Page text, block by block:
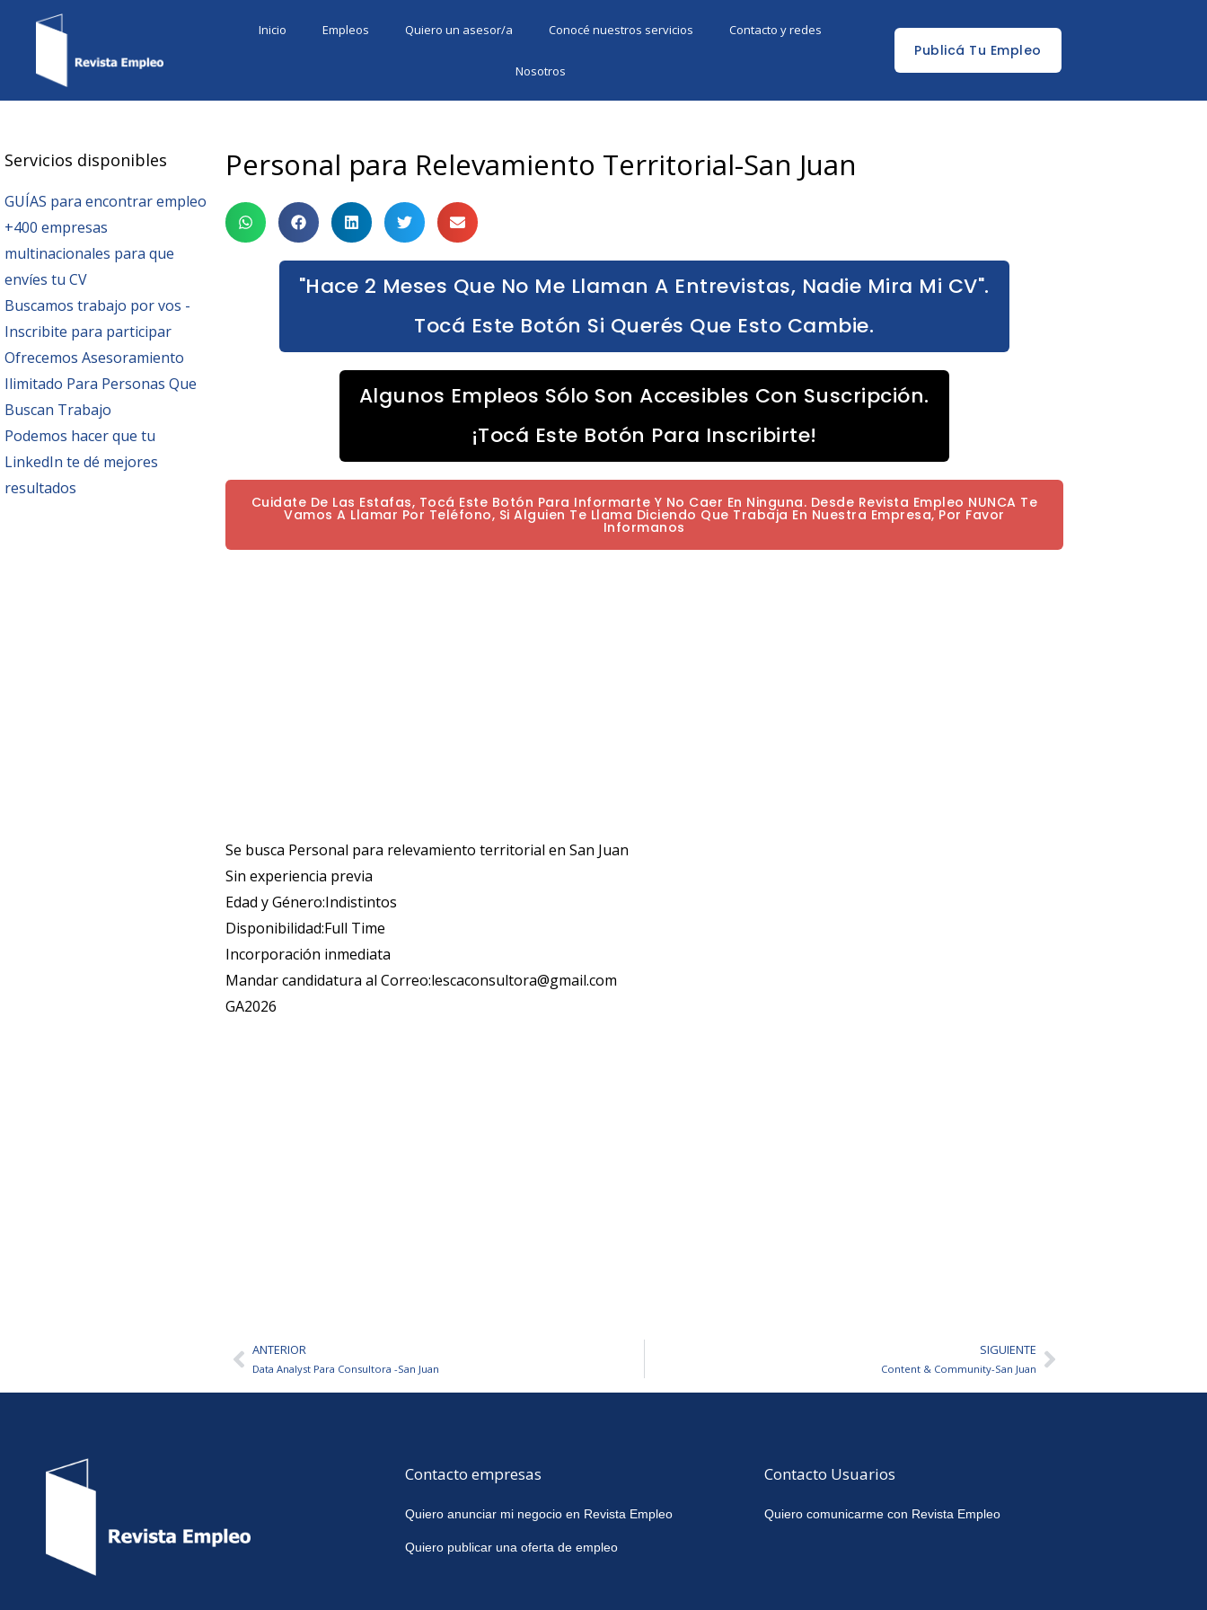
Inicio Empleos Quiero un asesor/a Conocé nuestros servicios Contacto y redes
Nosotros
Publicá Tu Empleo
Servicios disponibles
GUÍAS para encontrar empleo
+400 empresas
multinacionales para que
envíes tu CV
Buscamos trabajo por vos -
Inscribite para participar
Ofrecemos Asesoramiento
Ilimitado Para Personas Que
Buscan Trabajo
Podemos hacer que tu
LinkedIn te dé mejores
resultados
Personal para Relevamiento Territorial-San Juan
"Hace 2 Meses Que No Me Llaman A Entrevistas, Nadie Mira Mi CV".
Tocá Este Botón Si Querés Que Esto Cambie.
Algunos Empleos Sólo Son Accesibles Con Suscripción.
¡Tocá Este Botón Para Inscribirte!
Cuidate De Las Estafas, Tocá Este Botón Para Informarte Y No Caer En Ninguna. Desde Revista Empleo NUNCA Te
Vamos A Llamar Por Teléfono, Si Alguien Te Llama Diciendo Que Trabaja En Nuestra Empresa, Por Favor
Informanos
Se busca Personal para relevamiento territorial en San Juan
Sin experiencia previa
Edad y Género:Indistintos
Disponibilidad:Full Time
Incorporación inmediata
Mandar candidatura al Correo:lescaconsultora@gmail.com
GA2026
AntANTERIOR
Data Analyst Para Consultora -San Juan
SIGUIENTE
Content & Community-San JuanSiguiente
Contacto empresas
Quiero anunciar mi negocio en Revista Empleo
Quiero publicar una oferta de empleo
Contacto Usuarios
Quiero comunicarme con Revista Empleo